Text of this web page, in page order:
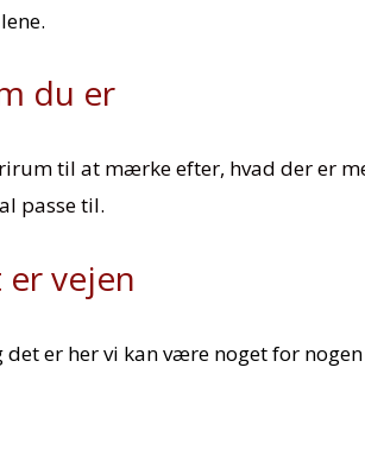
du er
til at mærke efter, hvad der er
passe til.
vejen
er her vi kan være noget for